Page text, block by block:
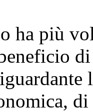
ha più